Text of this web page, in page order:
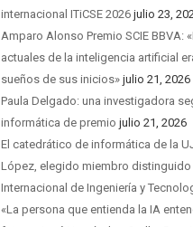
internacional ITiCSE 2026 julio 23,
Amparo Alonso Premio SCIE BBVA:
actuales de la inteligencia artificial
sueños de sus inicios» julio 21, 2026
Paula Delgado: una investigadora
informática de premio julio 21, 2026
El catedrático de informática de la
López, elegido miembro
Internacional de Ingeniería y
«La persona que entienda la IA